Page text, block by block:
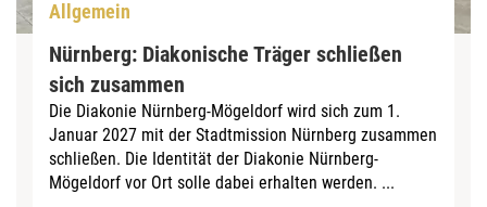
Allgemein
Nürnberg: Diakonische Träger schließen
sich zusammen
Die Diakonie Nürnberg-Mögeldorf wird sich zum 1.
Januar 2027 mit der Stadtmission Nürnberg zusammen
schließen. Die Identität der Diakonie Nürnberg-
Mögeldorf vor Ort solle dabei erhalten werden. ...